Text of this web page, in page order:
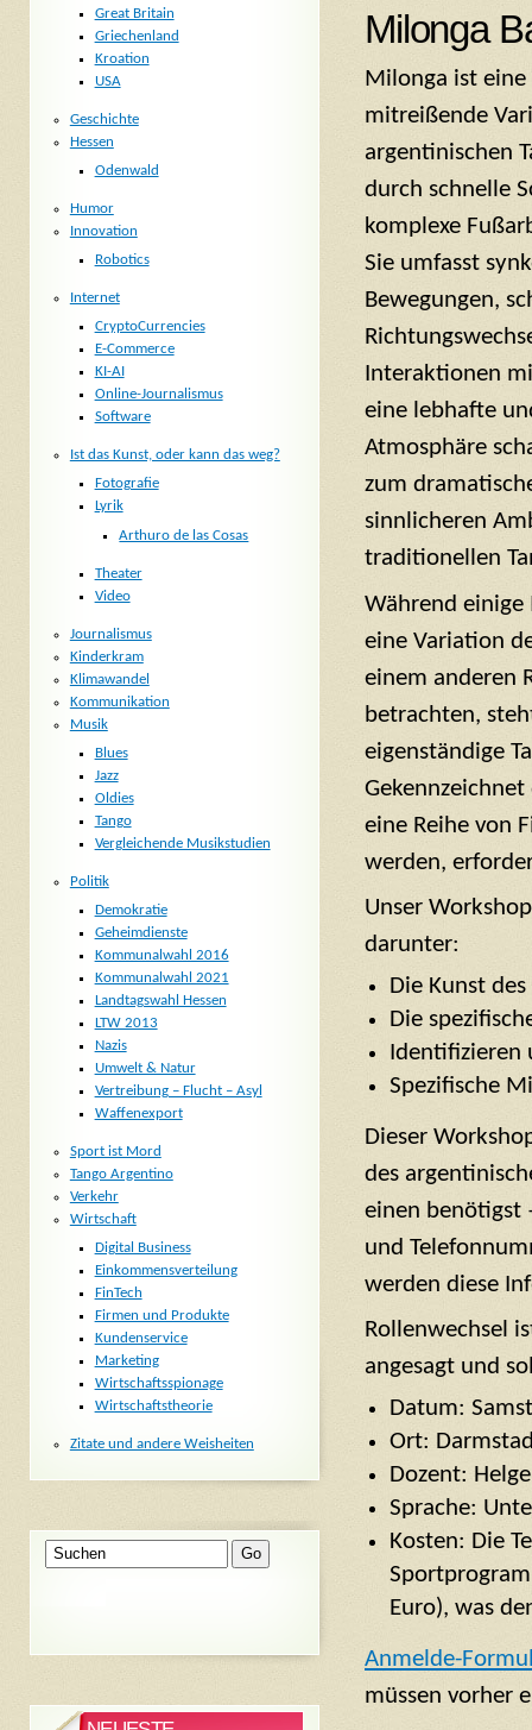
Milonga
Milonga ist
mitreißende
argentinischen
durch schnelle
komplexe
Sie umfasst
Bewegungen,
Interaktionen
eine lebhafte
Atmosphäre
zum
sinnlicheren
traditionellen
Während
eine Variation
einem anderen
betrachten,
eigenständige
eine Reihe von
werden,
Unser
darunter:
Die Kunst
Die
Identifizieren
Spezifische
Dieser
des
einen benötigst
und
werden diese
Rollenwechsel
angesagt und
Datum:
Ort:
Dozent:
Sprache:
Kosten: Die
Euro), was
Anmelde-
müssen vorher
Great Britain
Griechenland
Kroation
USA
Geschichte
Hessen
Odenwald
Humor
Innovation
Robotics
Internet
CryptoCurrencies
E-Commerce
KI-AI
Online-Journalismus
Software
Ist das Kunst, oder kann das weg?
Fotografie
Lyrik
Arthuro de las Cosas
Theater
Video
Journalismus
Kinderkram
Klimawandel
Kommunikation
Musik
Blues
Jazz
Oldies
Tango
Vergleichende Musikstudien
Politik
Demokratie
Geheimdienste
Kommunalwahl 2016
Kommunalwahl 2021
Landtagswahl Hessen
LTW 2013
Nazis
Umwelt & Natur
Vertreibung – Flucht – Asyl
Waffenexport
Sport ist Mord
Tango Argentino
Verkehr
Wirtschaft
Digital Business
Einkommensverteilung
FinTech
Firmen und Produkte
Kundenservice
Marketing
Wirtschaftsspionage
Wirtschaftstheorie
Zitate und andere Weisheiten